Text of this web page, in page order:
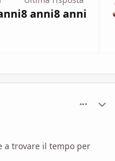
8 anni8 anni
panoramica del topic
a trovare il tempo per